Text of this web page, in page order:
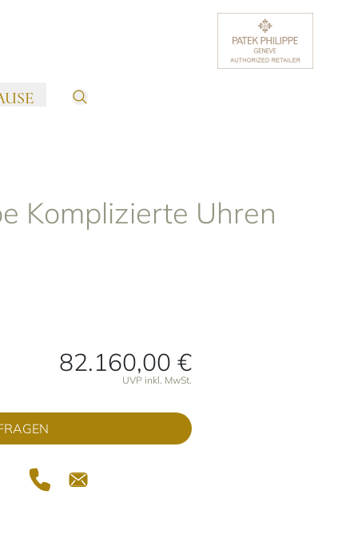
Komplizierte Uhren
82.160,00 €
UVP inkl. MwSt.